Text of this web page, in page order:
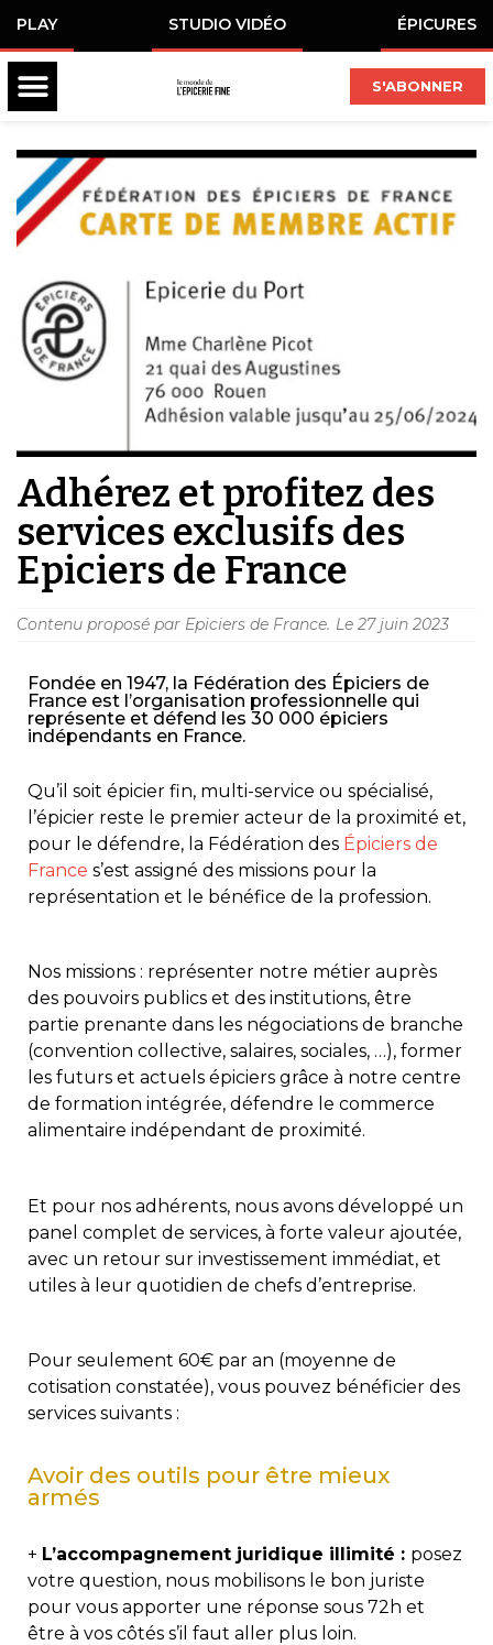
PLAY STUDIO VIDÉO ÉPICURES
S'ABONNER
Adhérez et profitez des
services exclusifs des
Epiciers de France
Contenu proposé par Epiciers de France. Le 27 juin 2023
Fondée en 1947, la Fédération des Épiciers de
France est l’organisation professionnelle qui
représente et défend les 30 000 épiciers
indépendants en France.
Qu’il soit épicier fin, multi-service ou spécialisé,
l’épicier reste le premier acteur de la proximité et,
pour le défendre, la Fédération des Épiciers de
France s’est assigné des missions pour la
représentation et le bénéfice de la profession.
Nos missions : représenter notre métier auprès
des pouvoirs publics et des institutions, être
partie prenante dans les négociations de branche
(convention collective, salaires, sociales, …), former
les futurs et actuels épiciers grâce à notre centre
de formation intégrée, défendre le commerce
alimentaire indépendant de proximité.
Et pour nos adhérents, nous avons développé un
panel complet de services, à forte valeur ajoutée,
avec un retour sur investissement immédiat, et
utiles à leur quotidien de chefs d’entreprise.
Pour seulement 60€ par an (moyenne de
cotisation constatée), vous pouvez bénéficier des
services suivants :
Avoir des outils pour être mieux
armés
+ L’accompagnement juridique illimité : posez
votre question, nous mobilisons le bon juriste
pour vous apporter une réponse sous 72h et
être à vos côtés s’il faut aller plus loin.